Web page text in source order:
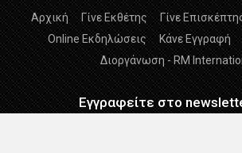
Αρχική Γίνε Εκθέτης Γίνε
Online Εκδηλώσεις
Κάνε Εγγραφή
Διοργάνωση - RM
Εγγραφείτε στο